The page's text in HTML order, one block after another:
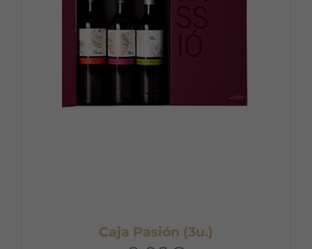
Caja Pasión (3u.)